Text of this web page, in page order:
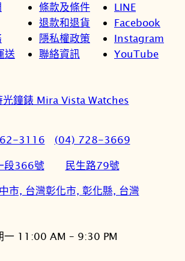
送
條款及條件
退款和退貨
隱私權政策
聯絡資訊
LINE
Facebook
Instagram
YouTube
光鐘錶 Mira Vista Watches
3116
段366號
市, 台灣
(04) 728-3669
民生路79號
彰化市, 彰化縣, 台灣
一 11:00 AM – 9:30 PM